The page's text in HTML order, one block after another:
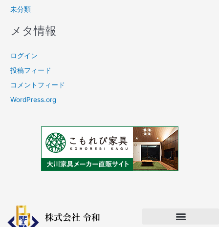
未分類
メタ情報
ログイン
投稿フィード
コメントフィード
WordPress.org
株式会社 令和